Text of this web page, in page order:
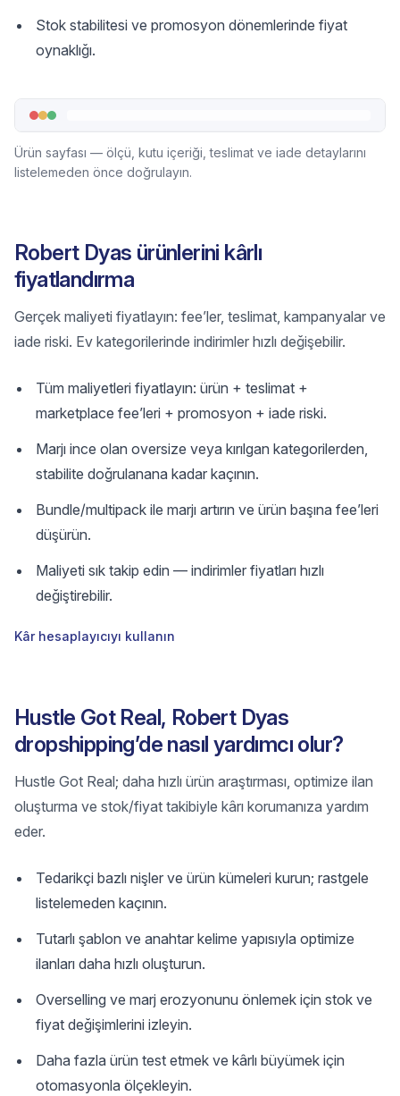
Stok stabilitesi ve promosyon dönemlerinde fiyat
oynaklığı.
Ürün sayfası — ölçü, kutu içeriği, teslimat ve iade detaylarını
listelemeden önce doğrulayın.
Robert Dyas ürünlerini kârlı
fiyatlandırma
Gerçek maliyeti fiyatlayın: fee’ler, teslimat, kampanyalar ve
iade riski. Ev kategorilerinde indirimler hızlı değişebilir.
Tüm maliyetleri fiyatlayın: ürün + teslimat +
marketplace fee’leri + promosyon + iade riski.
Marjı ince olan oversize veya kırılgan kategorilerden,
stabilite doğrulanana kadar kaçının.
Bundle/multipack ile marjı artırın ve ürün başına fee’leri
düşürün.
Maliyeti sık takip edin — indirimler fiyatları hızlı
değiştirebilir.
Kâr hesaplayıcıyı kullanın
Hustle Got Real, Robert Dyas
dropshipping’de nasıl yardımcı olur?
Hustle Got Real; daha hızlı ürün araştırması, optimize ilan
oluşturma ve stok/fiyat takibiyle kârı korumanıza yardım
eder.
Tedarikçi bazlı nişler ve ürün kümeleri kurun; rastgele
listelemeden kaçının.
Tutarlı şablon ve anahtar kelime yapısıyla optimize
ilanları daha hızlı oluşturun.
Overselling ve marj erozyonunu önlemek için stok ve
fiyat değişimlerini izleyin.
Daha fazla ürün test etmek ve kârlı büyümek için
otomasyonla ölçekleyin.